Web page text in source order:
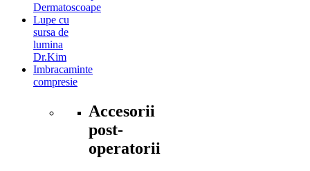
Dermatoscoape
Lupe cu
sursa de
lumina
Dr.Kim
Imbracaminte
compresie
Accesorii
post-
operatorii